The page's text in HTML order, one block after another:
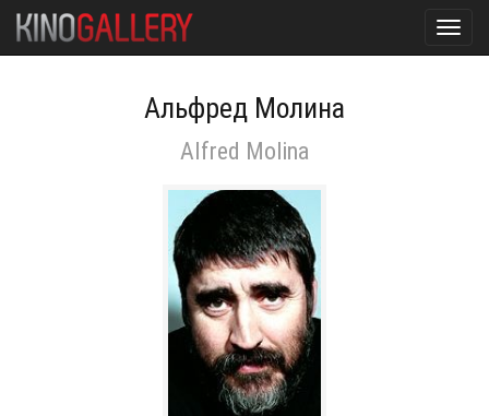
Альфред Молина
Alfred Molina